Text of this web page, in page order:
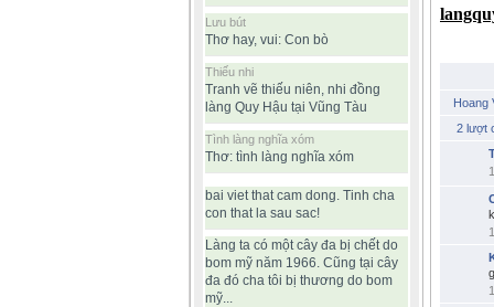
Lưu bút
Thơ hay, vui: Con bò
Thiếu nhi
Tranh vẽ thiếu niên, nhi đồng
làng Quy Hậu tại Vũng Tàu
Tình làng nghĩa xóm
Thơ: tình làng nghĩa xóm
bai viet that cam dong. Tinh cha
con that la sau sac!
Làng ta có một cây đa bị chết do
bom mỹ năm 1966. Cũng tại cây
đa đó cha tôi bị thương do bom
mỹ...
Hoang
2 lượt